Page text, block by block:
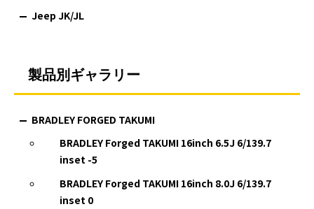
Jeep JK/JL
製品別ギャラリー
BRADLEY FORGED TAKUMI
BRADLEY Forged TAKUMI 16inch 6.5J 6/139.7
inset -5
BRADLEY Forged TAKUMI 16inch 8.0J 6/139.7
inset 0